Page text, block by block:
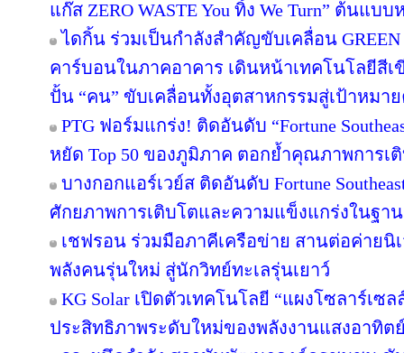
แก๊ส ZERO WASTE You ทิ้ง We Turn” ต้นแ
ไดกิ้น ร่วมเป็นกำลังสำคัญขับเคลื่อน
คาร์บอนในภาคอาคาร เดินหน้าเทคโนโลยีสีเ
ปั้น “คน” ขับเคลื่อนทั้งอุตสาหกรรมสู่เป้าหมา
PTG ฟอร์มแกร่ง! ติดอันดับ “Fortune
หยัด Top 50 ของภูมิภาค ตอกย้ำคุณภาพการเ
บางกอกแอร์เวย์ส ติดอันดับ Fortune
ศักยภาพการเติบโตและความแข็งแกร่งในฐ
เชฟรอน ร่วมมือภาคีเครือข่าย สานต่อค่ายนิ
พลังคนรุ่นใหม่ สู่นักวิทย์ทะเลรุ่นเยาว์
KG Solar เปิดตัวเทคโนโลยี “แผงโซลาร์เซ
ประสิทธิภาพระดับใหม่ของพลังงานแสงอาทิต